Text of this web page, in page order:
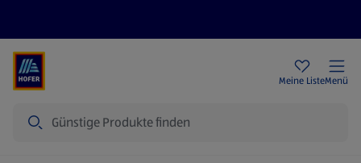
Meine ListeMenü